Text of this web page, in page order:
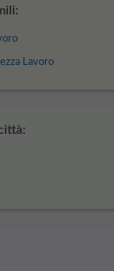
Lavoro